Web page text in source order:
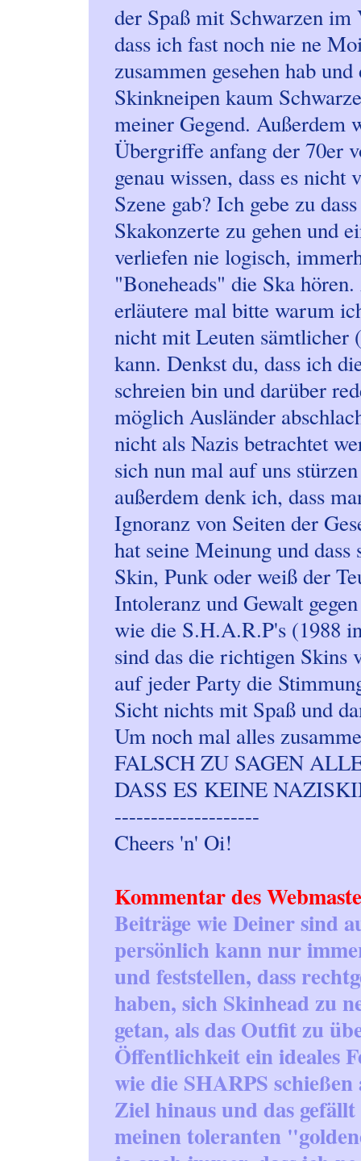
der Spaß mit Schwarzen
dass ich fast noch nie ne
zusammen gesehen hab
Skinkneipen kaum
meiner Gegend. Außerdem
Übergriffe anfang der 70er
genau wissen, dass es nicht
Szene gab? Ich gebe zu
Skakonzerte zu gehen und
verliefen nie logisch,
"Boneheads" die Ska
erläutere mal bitte warum
nicht mit Leuten sämtlicher
kann. Denkst du, dass ich
schreien bin und darüber
möglich Ausländer
nicht als Nazis betrachtet
sich nun mal auf uns
außerdem denk ich, dass
Ignoranz von Seiten der
hat seine Meinung und
Skin, Punk oder weiß der
Intoleranz und Gewalt
wie die S.H.A.R.P's (1988
sind das die richtigen Skins
auf jeder Party die
Sicht nichts mit Spaß und
Um noch mal alles
FALSCH ZU SAGEN
DASS ES KEINE
--------------------
Cheers 'n' Oi!
Kommentar des
Beiträge wie Deiner sind
persönlich kann nur
und feststellen, dass
haben, sich Skinhead zu
getan, als das Outfit zu
Öffentlichkeit ein ideales
wie die SHARPS
Ziel hinaus und das
meinen toleranten